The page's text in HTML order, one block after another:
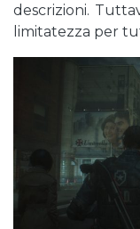
descrizioni.
limitatezza per